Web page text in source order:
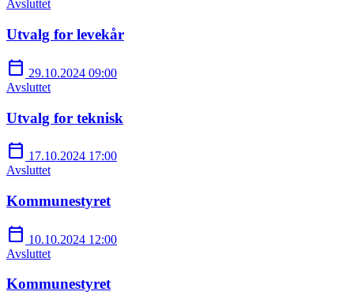
Avsluttet
Utvalg for levekår
calendar_today 29.10.2024 09:00
Avsluttet
Utvalg for teknisk
calendar_today 17.10.2024 17:00
Avsluttet
Kommunestyret
calendar_today 10.10.2024 12:00
Avsluttet
Kommunestyret